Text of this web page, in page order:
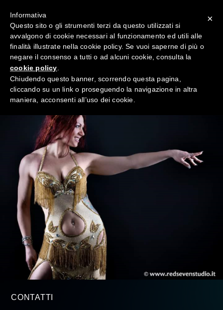
CONTATTI
×
Informativa
Questo sito o gli strumenti terzi da questo utilizzati si
avvalgono di cookie necessari al funzionamento ed utili alle
finalità illustrate nella cookie policy. Se vuoi saperne di più o
negare il consenso a tutti o ad alcuni cookie, consulta la
cookie policy
Chiudendo questo banner, scorrendo questa pagina,
cliccando su un link o proseguendo la navigazione in altra
maniera, acconsenti all’uso dei cookie.